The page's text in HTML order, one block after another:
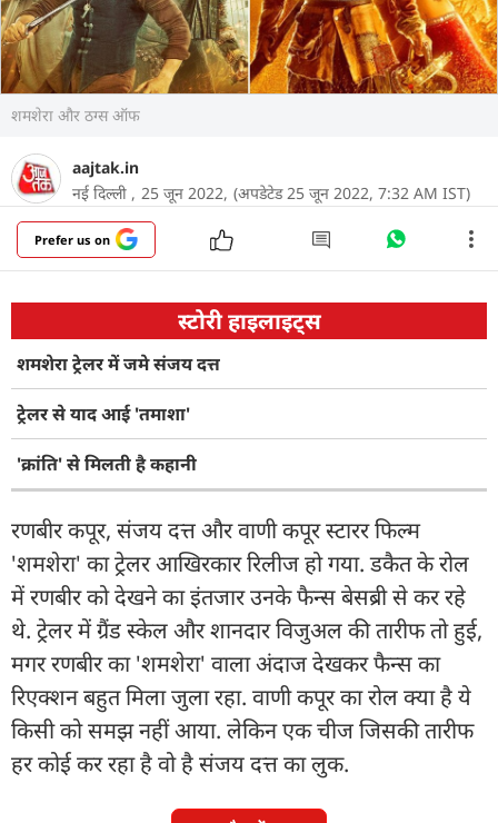
शमशेरा और ठग्स ऑफ
aajtak.in
नई दिल्ली , 25 जून 2022, (अपडेटेड 25 जून 2022, 7:32 AM IST)
Prefer us on
स्टोरी हाइलाइट्स
शमशेरा ट्रेलर में जमे संजय दत्त
ट्रेलर से याद आई 'तमाशा'
'क्रांति' से मिलती है कहानी
रणबीर कपूर, संजय दत्त और वाणी कपूर स्टारर फिल्म
'शमशेरा' का ट्रेलर आखिरकार रिलीज हो गया. डकैत के रोल
में रणबीर को देखने का इंतजार उनके फैन्स बेसब्री से कर रहे
थे. ट्रेलर में ग्रैंड स्केल और शानदार विजुअल की तारीफ तो हुई,
मगर रणबीर का 'शमशेरा' वाला अंदाज देखकर फैन्स का
रिएक्शन बहुत मिला जुला रहा. वाणी कपूर का रोल क्या है ये
किसी को समझ नहीं आया. लेकिन एक चीज जिसकी तारीफ
हर कोई कर रहा है वो है संजय दत्त का लुक.